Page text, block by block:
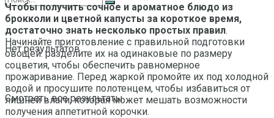
Нет результатов
Смотреть все результаты
Чтобы получить сочное и ароматное блюдо из
брокколи и цветной капусты за короткое время,
достаточно знать несколько простых правил.
Начинайте приготовление с правильной подготовки
овощей: разделите их на одинаковые по размеру
соцветия, чтобы обеспечить равномерное
прожаривание. Перед жаркой промойте их под холодной
водой и просушите полотенцем, чтобы избавиться от
лишней влаги, которая может мешать возможности
получения аппетитной корочки.